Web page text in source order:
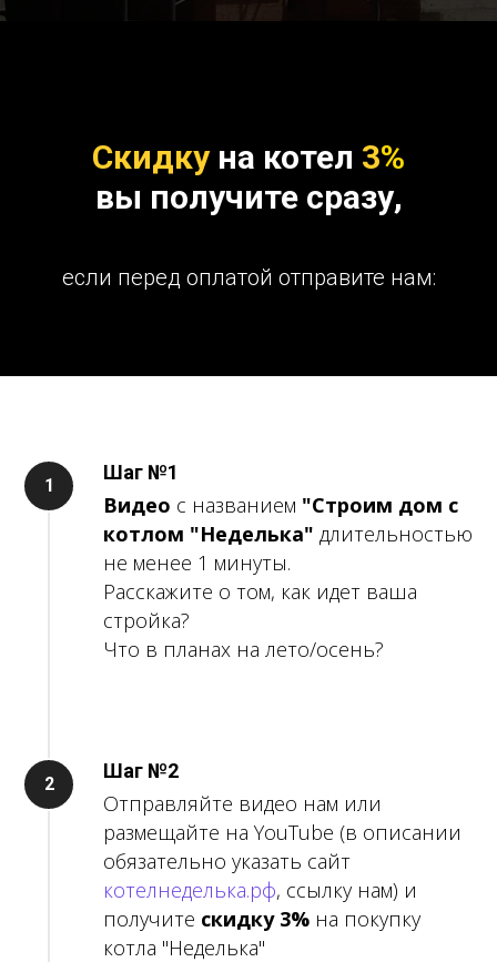
Скидку на котел 3%
вы получите сразу,
если перед оплатой отправите нам:
Шаг №1
Видео с названием "Строим дом с
котлом "Неделька" длительностью
не менее 1 минуты.
Расскажите о том, как идет ваша
стройка?
Что в планах на лето/осень?
Шаг №2
Отправляйте видео нам или
размещайте на YouTube (в описании
обязательно указать сайт
котелнеделька.рф, ссылку нам) и
получите скидку 3% на покупку
котла "Неделька"